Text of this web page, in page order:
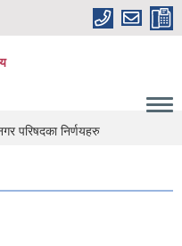
परिषदका निर्णयहरु